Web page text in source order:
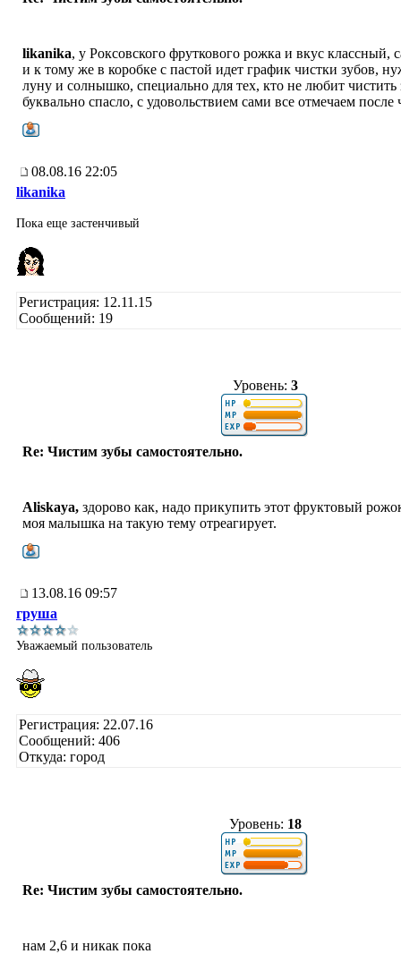
likanika, у Роксовского фруткового рожка и вкус классный,
и к тому же в коробке с пастой идет график чистки зубов,
луну и солнышко, специально для тех, кто не любит чистить
буквально спасло, с удовольствием сами все отмечаем после
08.08.16 22:05
likanika
Пока еще застенчивый
Регистрация: 12.11.15
Сообщений: 19
Уровень: 3
Re: Чистим зубы самостоятельно.
Aliskaya, здорово как, надо прикупить этот фруктовый
моя малышка на такую тему отреагирует.
13.08.16 09:57
груша
Уважаемый пользователь
Регистрация: 22.07.16
Сообщений: 406
Откуда: город
Уровень: 18
Re: Чистим зубы самостоятельно.
нам 2,6 и никак пока